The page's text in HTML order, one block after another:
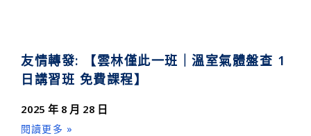
友情轉發: 【雲林僅此一班｜溫室氣體盤查 1
日講習班 免費課程】
2025 年 8 月 28 日
閱讀更多 »